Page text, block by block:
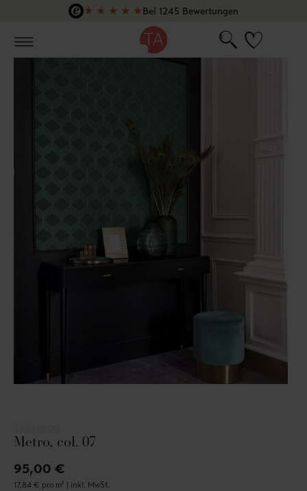
Zum Hauptinhalt springen
★ ★ ★ ★ ★Bei 1245 Bewertungen
Metro, col. 07
95,00 €
17,84 € pro m² | inkl. MwSt.